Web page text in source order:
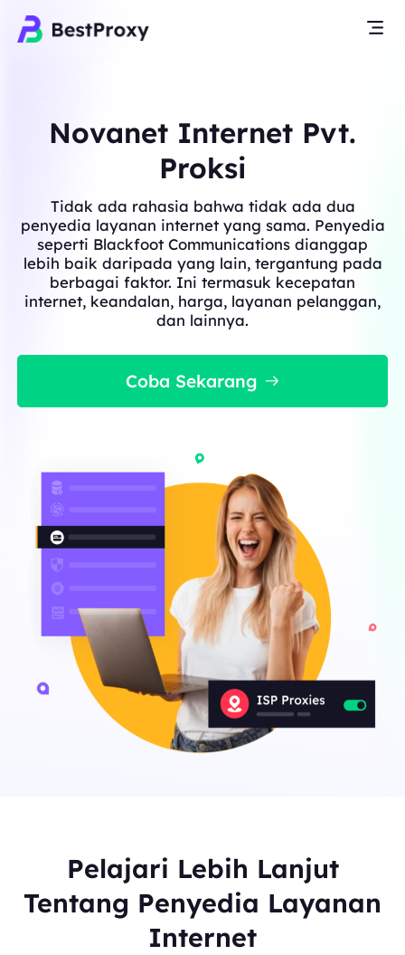
Novanet Internet Pvt.
Proksi
Tidak ada rahasia bahwa tidak ada dua
penyedia layanan internet yang sama. Penyedia
seperti Blackfoot Communications dianggap
lebih baik daripada yang lain, tergantung pada
berbagai faktor. Ini termasuk kecepatan
internet, keandalan, harga, layanan pelanggan,
dan lainnya.
Coba Sekarang
Pelajari Lebih Lanjut
Tentang Penyedia Layanan
Internet